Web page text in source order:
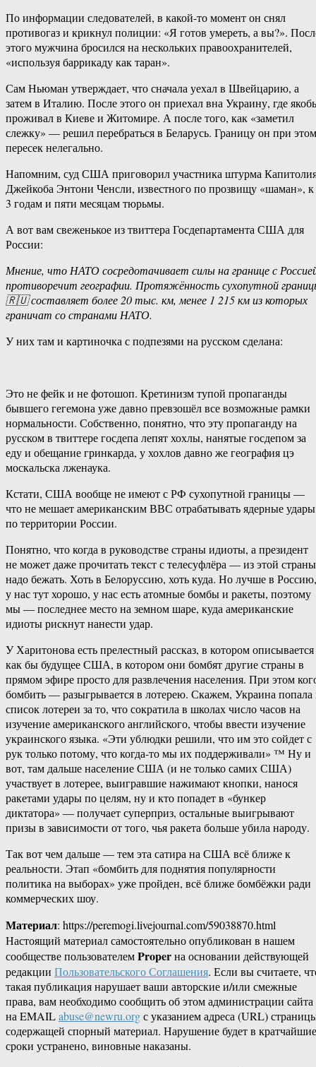
По информации следователей, в какой-то момент он снял
противогаз и крикнул полиции: «Я готов умереть, а вы?».
этого мужчина бросился на нескольких правоохранителей,
«используя баррикаду как таран».
Сам Ньюман утверждает, что сначала уехал в Швейцарию, а
затем в Италию. После этого он приехал вна Украину, где
проживал в Киеве и Житомире. А после того, как «заметил
слежку» — решил перебраться в Беларусь. Границу он при этом
пересек нелегально.
Напомним, суд США приговорил участника штурма
Джейкоба Энтони Ченсли, известного по прозвищу «шаман», к
3 годам и пяти месяцам тюрьмы.
А вот вам свеженькое из твиттера Госдепартамента США для
России:
Мнение, что НАТО сосредотачивает силы на границе с
противоречит географии. Протяжённость сухопутной
🇷🇺 составляет более 20 тыс. км, менее 1 215 км из которых
граничат со странами НАТО.
У них там и картиночка с подпезями на русском сделана:
Это не фейк и не фотошоп. Кретинизм тупой пропаганды
бывшего гегемона уже давно превзошёл все возможные рамки
нормальности. Собственно, понятно, что эту пропаганду на
русском в твиттере госдепа лепят хохлы, нанятые госдепом за
еду и обещание гринкарда, у хохлов давно же география цэ
москальска лженаука.
Кстати, США вообще не имеют с РФ сухопутной границы —
что не мешает американским ВВС отрабатывать ядерные удары
по территории России.
Понятно, что когда в руководстве страны идиоты, а президент
не может даже прочитать текст с телесуфлёра — из этой страны
надо бежать. Хоть в Белоруссию, хоть куда. Но лучше в Россию,
у нас тут хорошо, у нас есть атомные бомбы и ракеты, поэтому
мы — последнее место на земном шаре, куда американские
идиоты рискнут нанести удар.
У Харитонова есть прелестный рассказ, в котором описывается
как бы будущее США, в котором они бомбят другие страны в
прямом эфире просто для развлечения населения. При этом
бомбить — разыгрывается в лотерею. Скажем, Украина попала
список лотереи за то, что сократила в школах число часов на
изучение американского английского, чтобы ввести изучение
украинского языка. «Эти ублюдки решили, что им это сойдет с
рук только потому, что когда-то мы их поддерживали» ™ Ну и
вот, там дальше население США (и не только самих США)
участвует в лотерее, выигравшие нажимают кнопки, нанося
ракетами удары по целям, ну и кто попадет в «бункер
диктатора» — получает суперприз, остальные выигрывают
призы в зависимости от того, чья ракета больше убила народу.
Так вот чем дальше — тем эта сатира на США всё ближе к
реальности. Этап «бомбить для поднятия популярности
политика на выборах» уже пройден, всё ближе бомбёжки ради
коммерческих шоу.
Материал: https://peremogi.livejournal.com/59038870.html
Настоящий материал самостоятельно опубликован в нашем
сообществе пользователемProperна основании действующей
редакции Пользовательского Соглашения. Если вы считаете,
такая публикация нарушает ваши авторские и/или смежные
права, вам необходимо сообщить об этом администрации сайта
на EMAILabuse@newru.orgс указанием адреса (URL)
содержащей спорный материал. Нарушение будет в кратчайшие
сроки устранено, виновные наказаны.